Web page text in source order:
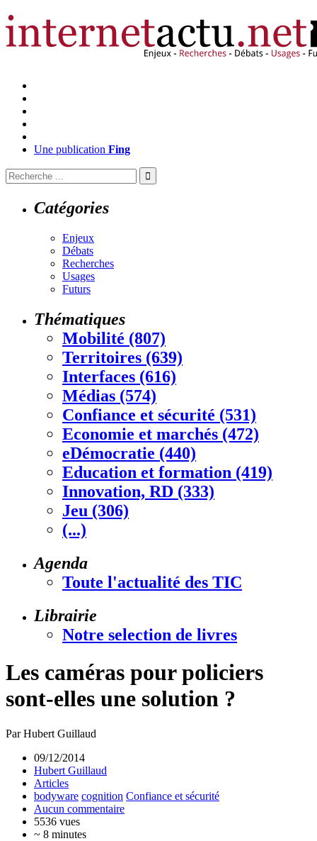
Une publication Fing
Catégories
Enjeux
Débats
Recherches
Usages
Futurs
Thématiques
Mobilité (807)
Territoires (639)
Interfaces (616)
Médias (574)
Confiance et sécurité (531)
Economie et marchés (472)
eDémocratie (440)
Education et formation (419)
Innovation, RD (333)
Jeu (306)
(...)
Agenda
Toute l'actualité des TIC
Librairie
Notre selection de livres
Les caméras pour policiers
sont-elles une solution ?
Par Hubert Guillaud
09/12/2014
Hubert Guillaud
Articles
bodyware cognition Confiance et sécurité
Aucun commentaire
5536 vues
~ 8 minutes